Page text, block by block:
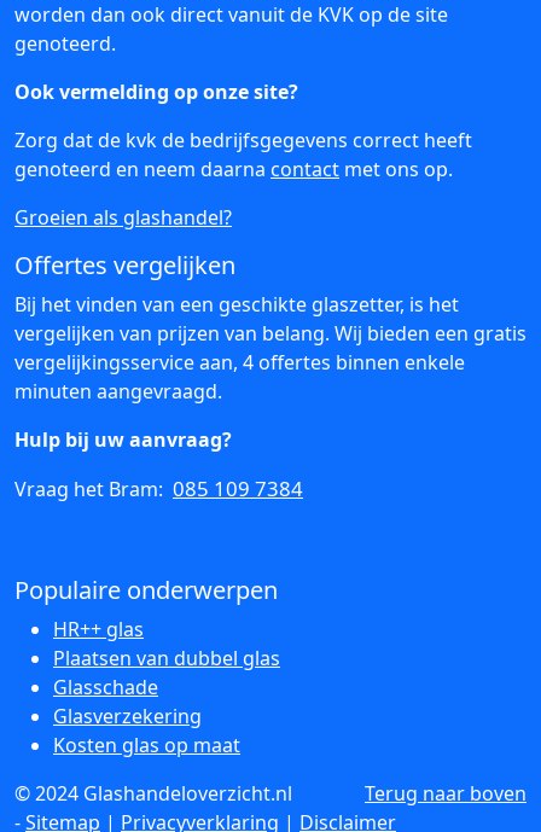
worden dan ook direct vanuit de KVK op de site
genoteerd.
Ook vermelding op onze site?
Zorg dat de kvk de bedrijfsgegevens correct heeft
genoteerd en neem daarna contact met ons op.
Groeien als glashandel?
Offertes vergelijken
Bij het vinden van een geschikte glaszetter, is het
vergelijken van prijzen van belang. Wij bieden een gratis
vergelijkingsservice aan, 4 offertes binnen enkele
minuten aangevraagd.
Hulp bij uw aanvraag?
Vraag het Bram: 085 109 7384
Populaire onderwerpen
HR++ glas
Plaatsen van dubbel glas
Glasschade
Glasverzekering
Kosten glas op maat
Terug naar boven
© 2024 Glashandeloverzicht.nl
-Sitemap | Privacyverklaring | Disclaimer